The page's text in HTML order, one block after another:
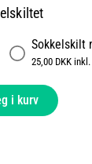
Sokkelskilt
25,00 DKK
i kurv